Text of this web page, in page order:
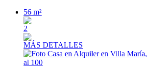
56 m²
2
MÁS DETALLES